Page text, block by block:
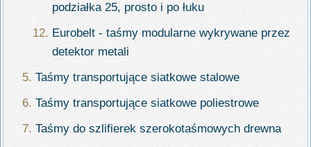
podziałka 25, prosto i po łuku
Eurobelt - taśmy modularne wykrywane przez
detektor metali
Taśmy transportujące siatkowe stalowe
Taśmy transportujące siatkowe poliestrowe
Taśmy do szlifierek szerokotaśmowych drewna